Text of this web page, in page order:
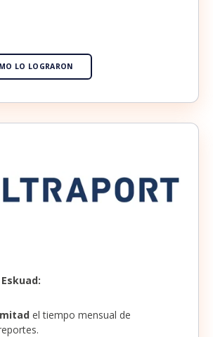
LO LOGRARON
mitad el tiempo mensual de